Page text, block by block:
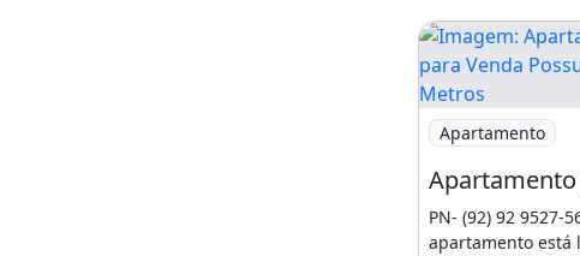
esclarecer suas dúvidas, trabalho
auxiliando meu cliente a fazer o
2) 99168-3202 whatsapp VIVO
Imagem:
Apartamento
PN- (92) 92 9527-
apartamento está